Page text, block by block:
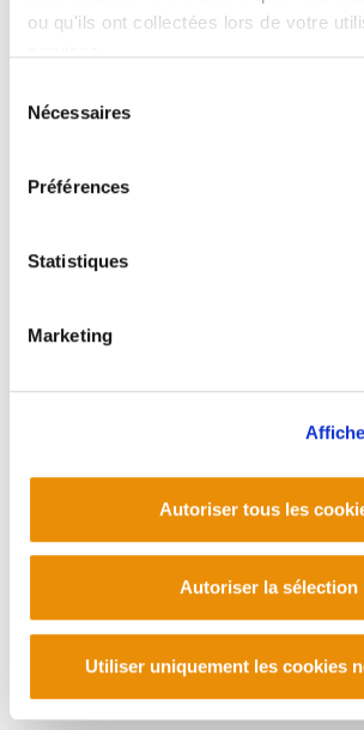
ou qu'ils ont collectées lors de votre
Nécessaires
Préférences
Statistiques
Marketing
Autoriser tous les
Autoriser la sélection
Utiliser uniquement les cookies
PLAN DU SITE
Manu Robles-Arangiz Institutua
Corderliers karrika 20 - 64100
Contact